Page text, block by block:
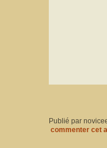
Publié par
commenter cet